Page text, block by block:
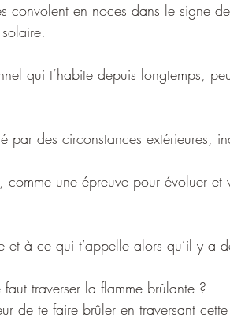
convolent en noces dans le signe
qui t’habite depuis longtemps,
par des circonstances extérieures,
comme une épreuve pour évoluer et
et à ce qui t’appelle alors qu’il y a
traverser la flamme brûlante ?
de te faire brûler en traversant